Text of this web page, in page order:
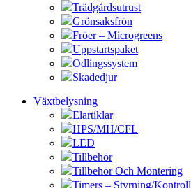
Trädgårdsutrust
Grönsaksfrön
Fröer – Microgreens
Uppstartspaket
Odlingssystem
Skadedjur
Växtbelysning
Elartiklar
HPS/MH/CFL
LED
Tillbehör
Tillbehör Och Montering
Timers – Styrning/Kontroll